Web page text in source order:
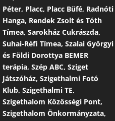
Péter, Placc, Placc Büfé, Radnóti
Hanga, Rendek Zsolt és Tóth
Tímea, Sarokház Cukrászda,
Suhai-Réfi Tímea, Szalai Györgyi
és Földi Dorottya BEMER
terápia, Szép ABC, Sziget
Játszóház, Szigethalmi Fotó
Klub, Szigethalmi TE,
Szigethalom Közösségi Pont,
Szigethalom Önkormányzata,